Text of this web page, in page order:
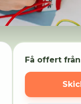
Få offert från